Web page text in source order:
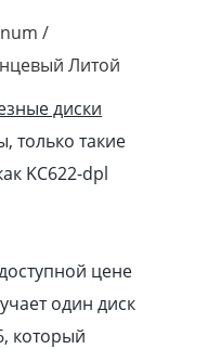
/
Литой
диски
только такие
KC622-dpl
цене
один диск
который